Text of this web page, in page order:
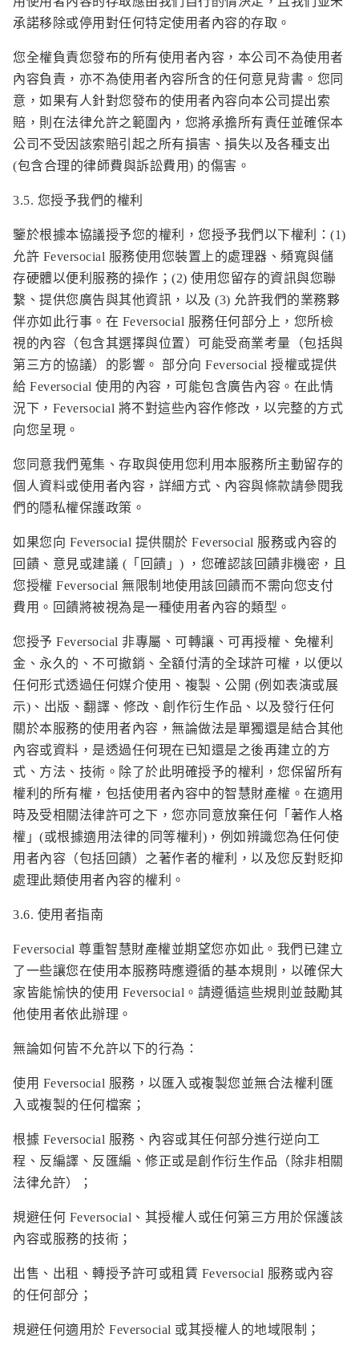
承諾移除或停用對任何特定使用者內容的存取。
您全權負責您發布的所有使用者內容，本公司不為使用者
內容負責，亦不為使用者內容所含的任何意見背書。您同
意，如果有人針對您發布的使用者內容向本公司提出索
賠，則在法律允許之範圍內，您將承擔所有責任並確保本
公司不受因該索賠引起之所有損害、損失以及各種支出
(包含合理的律師費與訴訟費用) 的傷害。
3.5. 您授予我們的權利
鑒於根據本協議授予您的權利，您授予我們以下權利：(1)
允許 Feversocial 服務使用您裝置上的處理器、頻寬與儲
存硬體以便利服務的操作；(2) 使用您留存的資訊與您聯
繫、提供您廣告與其他資訊，以及 (3) 允許我們的業務夥
伴亦如此行事。在 Feversocial 服務任何部分上，您所檢
視的內容（包含其選擇與位置）可能受商業考量（包括與
第三方的協議）的影響。 部分向 Feversocial 授權或提供
給 Feversocial 使用的內容，可能包含廣告內容。在此情
況下，Feversocial 將不對這些內容作修改，以完整的方式
向您呈現。
您同意我們蒐集、存取與使用您利用本服務所主動留存的
個人資料或使用者內容，詳細方式、內容與條款請參閱我
們的隱私權保護政策。
如果您向 Feversocial 提供關於 Feversocial 服務或內容的
回饋、意見或建議 (「回饋」) ，您確認該回饋非機密，且
您授權 Feversocial 無限制地使用該回饋而不需向您支付
費用。回饋將被視為是一種使用者內容的類型。
您授予 Feversocial 非專屬、可轉讓、可再授權、免權利
金、永久的、不可撤銷、全額付清的全球許可權，以便以
任何形式透過任何媒介使用、複製、公開 (例如表演或展
示)、出版、翻譯、修改、創作衍生作品、以及發行任何
關於本服務的使用者內容，無論做法是單獨還是結合其他
內容或資料，是透過任何現在已知還是之後再建立的方
式、方法、技術。除了於此明確授予的權利，您保留所有
權利的所有權，包括使用者內容中的智慧財產權。在適用
時及受相關法律許可之下，您亦同意放棄任何「著作人格
權」(或根據適用法律的同等權利)，例如辨識您為任何使
用者內容（包括回饋）之著作者的權利，以及您反對貶抑
處理此類使用者內容的權利。
3.6. 使用者指南
Feversocial 尊重智慧財產權並期望您亦如此。我們已建立
了一些讓您在使用本服務時應遵循的基本規則，以確保大
家皆能愉快的使用 Feversocial。請遵循這些規則並鼓勵其
他使用者依此辦理。
無論如何皆不允許以下的行為：
使用 Feversocial 服務，以匯入或複製您並無合法權利匯
入或複製的任何檔案；
根據 Feversocial 服務、內容或其任何部分進行逆向工
程、反編譯、反匯編、修正或是創作衍生作品（除非相關
法律允許）；
規避任何 Feversocial、其授權人或任何第三方用於保護該
內容或服務的技術；
出售、出租、轉授予許可或租賃 Feversocial 服務或內容
的任何部分；
規避任何適用於 Feversocial 或其授權人的地域限制；